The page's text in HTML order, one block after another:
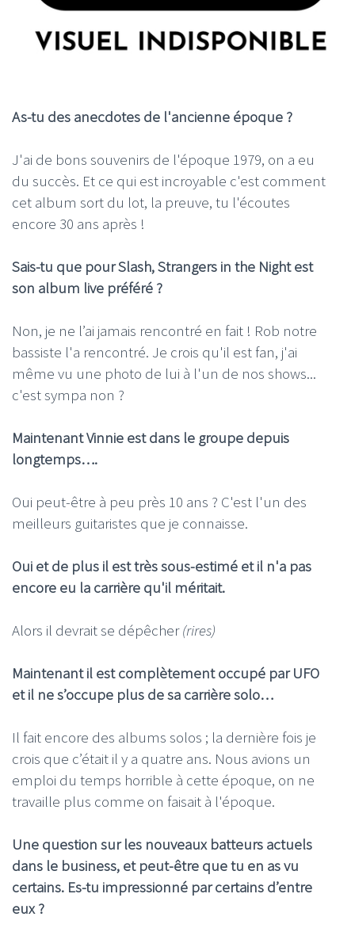
As-tu des anecdotes de l'ancienne époque ?
J'ai de bons souvenirs de l'époque 1979, on a eu
du succès. Et ce qui est incroyable c'est comment
cet album sort du lot, la preuve, tu l'écoutes
encore 30 ans après !
Sais-tu que pour Slash, Strangers in the Night est
son album live préféré ?
Non, je ne l’ai jamais rencontré en fait ! Rob notre
bassiste l'a rencontré. Je crois qu'il est fan, j'ai
même vu une photo de lui à l'un de nos shows...
c'est sympa non ?
Maintenant Vinnie est dans le groupe depuis
longtemps….
Oui peut-être à peu près 10 ans ? C'est l'un des
meilleurs guitaristes que je connaisse.
Oui et de plus il est très sous-estimé et il n'a pas
encore eu la carrière qu'il méritait.
Alors il devrait se dépêcher(rires)
Maintenant il est complètement occupé par UFO
et il ne s’occupe plus de sa carrière solo…
Il fait encore des albums solos ; la dernière fois je
crois que c’était il y a quatre ans. Nous avions un
emploi du temps horrible à cette époque, on ne
travaille plus comme on faisait à l'époque.
Une question sur les nouveaux batteurs actuels
dans le business, et peut-être que tu en as vu
certains. Es-tu impressionné par certains d’entre
eux ?